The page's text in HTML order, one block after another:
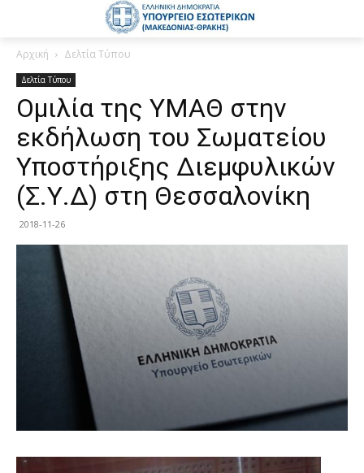
Αρχική Δελτία Τύπου
Δελτία Τύπου
Ομιλία της ΥΜΑΘ στην
εκδήλωση του Σωματείου
Υποστήριξης Διεμφυλικών
(Σ.Υ.Δ) στη Θεσσαλονίκη
2018-11-26